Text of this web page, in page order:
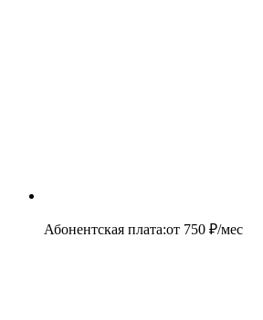
Абонентская плата:от 750 ₽/мес